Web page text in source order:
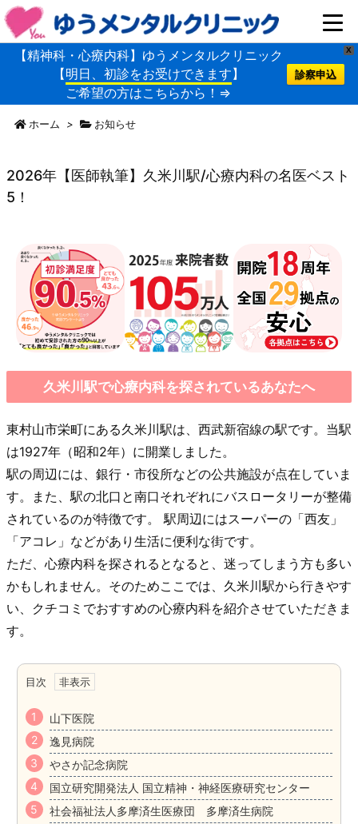
X
【精神科・心療内科】ゆうメンタルクリニック
【明日、初診をお受けできます】
ご希望の方はこちらから！⇒
診察申込
ホーム > お知らせ
2026年【医師執筆】久米川駅/心療内科の名医ベスト
5！
久米川駅で心療内科を探されているあなたへ
東村山市栄町にある久米川駅は、西武新宿線の駅です。当駅
は1927年（昭和2年）に開業しました。
駅の周辺には、銀行・市役所などの公共施設が点在していま
す。また、駅の北口と南口それぞれにバスロータリーが整備
されているのが特徴です。 駅周辺にはスーパーの「西友」
「アコレ」などがあり生活に便利な街です。
ただ、心療内科を探されるとなると、迷ってしまう方も多い
かもしれません。そのためここでは、久米川駅から行きやす
い、クチコミでおすすめの心療内科を紹介させていただきま
す。
目次
山下医院
逸見病院
やさか記念病院
国立研究開発法人 国立精神・神経医療研究センター
社会福祉法人多摩済生医療団 多摩済生病院